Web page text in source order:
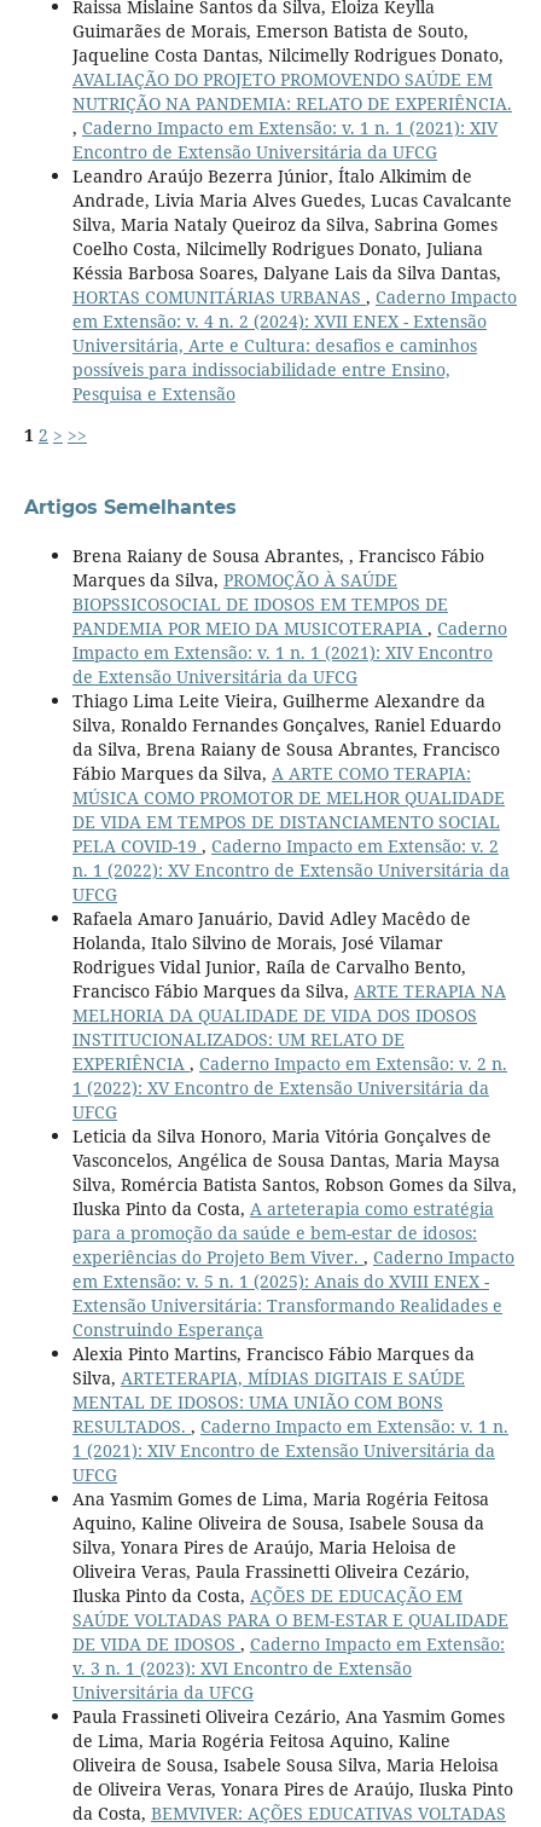
Raissa Mislaine Santos da Silva, Eloiza Keylla
Guimarães de Morais, Emerson Batista de Souto,
Jaqueline Costa Dantas, Nilcimelly Rodrigues Donato,
AVALIAÇÃO DO PROJETO PROMOVENDO SAÚDE EM
NUTRIÇÃO NA PANDEMIA: RELATO DE EXPERIÊNCIA.
, Caderno Impacto em Extensão: v. 1 n. 1 (2021): XIV
Encontro de Extensão Universitária da UFCG
Leandro Araújo Bezerra Júnior, Ítalo Alkimim de
Andrade, Livia Maria Alves Guedes, Lucas Cavalcante
Silva, Maria Nataly Queiroz da Silva, Sabrina Gomes
Coelho Costa, Nilcimelly Rodrigues Donato, Juliana
Késsia Barbosa Soares, Dalyane Lais da Silva Dantas,
HORTAS COMUNITÁRIAS URBANAS , Caderno Impacto
em Extensão: v. 4 n. 2 (2024): XVII ENEX - Extensão
Universitária, Arte e Cultura: desafios e caminhos
possíveis para indissociabilidade entre Ensino,
Pesquisa e Extensão
1 2 > >>
Artigos Semelhantes
Brena Raiany de Sousa Abrantes, , Francisco Fábio
Marques da Silva, PROMOÇÃO À SAÚDE
BIOPSSICOSOCIAL DE IDOSOS EM TEMPOS DE
PANDEMIA POR MEIO DA MUSICOTERAPIA , Caderno
Impacto em Extensão: v. 1 n. 1 (2021): XIV Encontro
de Extensão Universitária da UFCG
Thiago Lima Leite Vieira, Guilherme Alexandre da
Silva, Ronaldo Fernandes Gonçalves, Raniel Eduardo
da Silva, Brena Raiany de Sousa Abrantes, Francisco
Fábio Marques da Silva, A ARTE COMO TERAPIA:
MÚSICA COMO PROMOTOR DE MELHOR QUALIDADE
DE VIDA EM TEMPOS DE DISTANCIAMENTO SOCIAL
PELA COVID-19 , Caderno Impacto em Extensão: v. 2
n. 1 (2022): XV Encontro de Extensão Universitária da
UFCG
Rafaela Amaro Januário, David Adley Macêdo de
Holanda, Italo Silvino de Morais, José Vilamar
Rodrigues Vidal Junior, Raíla de Carvalho Bento,
Francisco Fábio Marques da Silva, ARTE TERAPIA NA
MELHORIA DA QUALIDADE DE VIDA DOS IDOSOS
INSTITUCIONALIZADOS: UM RELATO DE
EXPERIÊNCIA , Caderno Impacto em Extensão: v. 2 n.
1 (2022): XV Encontro de Extensão Universitária da
UFCG
Leticia da Silva Honoro, Maria Vitória Gonçalves de
Vasconcelos, Angélica de Sousa Dantas, Maria Maysa
Silva, Romércia Batista Santos, Robson Gomes da Silva,
Iluska Pinto da Costa, A arteterapia como estratégia
para a promoção da saúde e bem-estar de idosos:
experiências do Projeto Bem Viver. , Caderno Impacto
em Extensão: v. 5 n. 1 (2025): Anais do XVIII ENEX -
Extensão Universitária: Transformando Realidades e
Construindo Esperança
Alexia Pinto Martins, Francisco Fábio Marques da
Silva, ARTETERAPIA, MÍDIAS DIGITAIS E SAÚDE
MENTAL DE IDOSOS: UMA UNIÃO COM BONS
RESULTADOS. , Caderno Impacto em Extensão: v. 1 n.
1 (2021): XIV Encontro de Extensão Universitária da
UFCG
Ana Yasmim Gomes de Lima, Maria Rogéria Feitosa
Aquino, Kaline Oliveira de Sousa, Isabele Sousa da
Silva, Yonara Pires de Araújo, Maria Heloisa de
Oliveira Veras, Paula Frassinetti Oliveira Cezário,
Iluska Pinto da Costa, AÇÕES DE EDUCAÇÃO EM
SAÚDE VOLTADAS PARA O BEM-ESTAR E QUALIDADE
DE VIDA DE IDOSOS , Caderno Impacto em Extensão:
v. 3 n. 1 (2023): XVI Encontro de Extensão
Universitária da UFCG
Paula Frassineti Oliveira Cezário, Ana Yasmim Gomes
de Lima, Maria Rogéria Feitosa Aquino, Kaline
Oliveira de Sousa, Isabele Sousa Silva, Maria Heloisa
de Oliveira Veras, Yonara Pires de Araújo, Iluska Pinto
da Costa, BEMVIVER: AÇÕES EDUCATIVAS VOLTADAS